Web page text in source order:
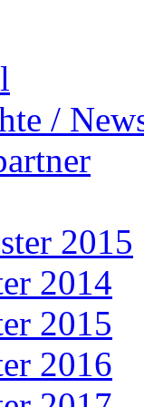
/
2015
2014
2015
2016